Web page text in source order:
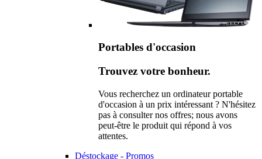
Portables d'occasion
Trouvez votre bonheur.
Vous recherchez un ordinateur portable
d'occasion à un prix intéressant ? N'hésitez
pas à consulter nos offres; nous avons
peut-être le produit qui répond à vos
attentes.
Déstockage - Promos